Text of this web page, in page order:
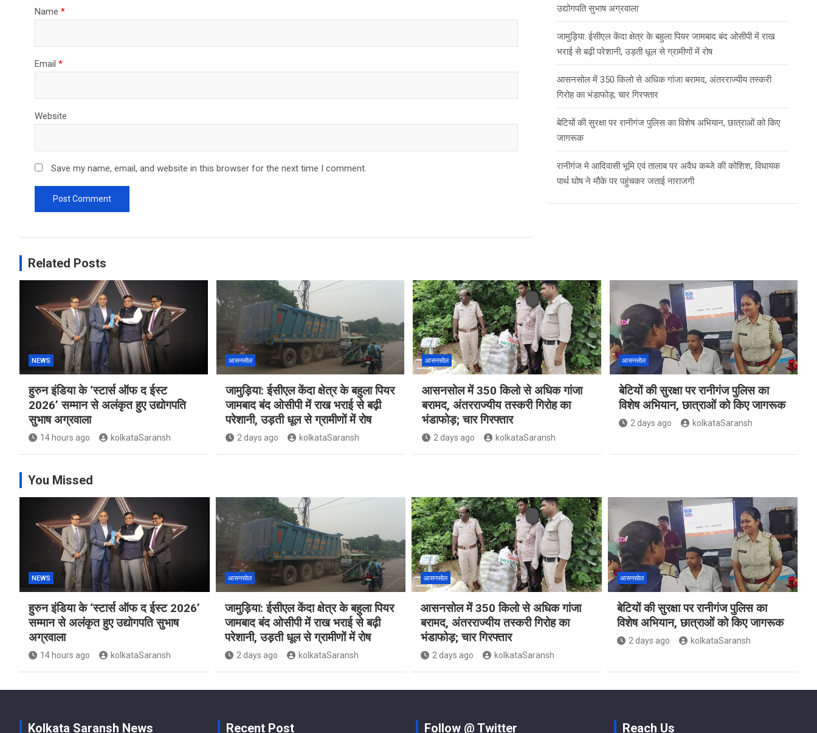
Name *
Email *
Website
Save my name, email, and website in this browser for the next time I comment.
उद्योगपति सुभाष अग्रवाला
जामुड़िया: ईसीएल केंदा क्षेत्र के बहुला पियर जामबाद बंद ओसीपी में राख
भराई से बढ़ी परेशानी, उड़ती धूल से ग्रामीणों में रोष
आसनसोल में 350 किलो से अधिक गांजा बरामद, अंतरराज्यीय तस्करी
गिरोह का भंडाफोड़; चार गिरफ्तार
बेटियों की सुरक्षा पर रानीगंज पुलिस का विशेष अभियान, छात्राओं को किए
जागरूक
रानीगंज मे आदिवासी भूमि एवं तालाब पर अवैध कब्जे की कोशिश, विधायक
पार्थ घोष ने मौके पर पहुंचकर जताई नाराजगी
Related Posts
NEWS
हुरुन इंडिया के ‘स्टार्स ऑफ द ईस्ट
2026’ सम्मान से अलंकृत हुए उद्योगपति
सुभाष अग्रवाला
14 hours ago kolkataSaransh
आसनसोल
जामुड़िया: ईसीएल केंदा क्षेत्र के बहुला पियर
जामबाद बंद ओसीपी में राख भराई से बढ़ी
परेशानी, उड़ती धूल से ग्रामीणों में रोष
2 days ago kolkataSaransh
आसनसोल
आसनसोल में 350 किलो से अधिक गांजा
बरामद, अंतरराज्यीय तस्करी गिरोह का
भंडाफोड़; चार गिरफ्तार
2 days ago kolkataSaransh
आसनसोल
बेटियों की सुरक्षा पर रानीगंज पुलिस का
विशेष अभियान, छात्राओं को किए जागरूक
2 days ago kolkataSaransh
You Missed
NEWS
हुरुन इंडिया के ‘स्टार्स ऑफ द ईस्ट 2026’
सम्मान से अलंकृत हुए उद्योगपति सुभाष
अग्रवाला
14 hours ago kolkataSaransh
आसनसोल
जामुड़िया: ईसीएल केंदा क्षेत्र के बहुला पियर
जामबाद बंद ओसीपी में राख भराई से बढ़ी
परेशानी, उड़ती धूल से ग्रामीणों में रोष
2 days ago kolkataSaransh
आसनसोल
आसनसोल में 350 किलो से अधिक गांजा
बरामद, अंतरराज्यीय तस्करी गिरोह का
भंडाफोड़; चार गिरफ्तार
2 days ago kolkataSaransh
आसनसोल
बेटियों की सुरक्षा पर रानीगंज पुलिस का
विशेष अभियान, छात्राओं को किए जागरूक
2 days ago kolkataSaransh
Kolkata Saransh News Recent Post Follow @ Twitter Reach Us